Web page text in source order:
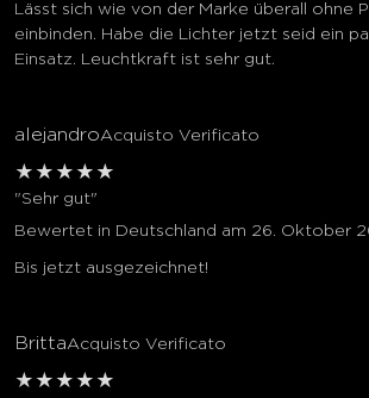
Lässt sich wie von der Marke überall ohne
einbinden. Habe die Lichter jetzt seid ein
Einsatz. Leuchtkraft ist sehr gut.
alejandroAcquisto Verificato
★ ★ ★ ★ ★
"Sehr gut"
Bewertet in Deutschland am 26. Oktober
Bis jetzt ausgezeichnet!
BrittaAcquisto Verificato
★ ★ ★ ★ ★